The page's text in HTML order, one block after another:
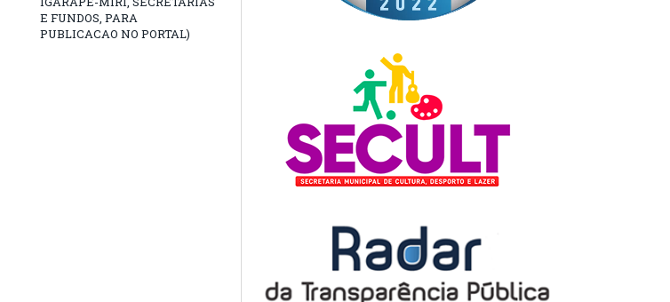
E FUNDOS, PARA
PUBLICACAO NO PORTAL)